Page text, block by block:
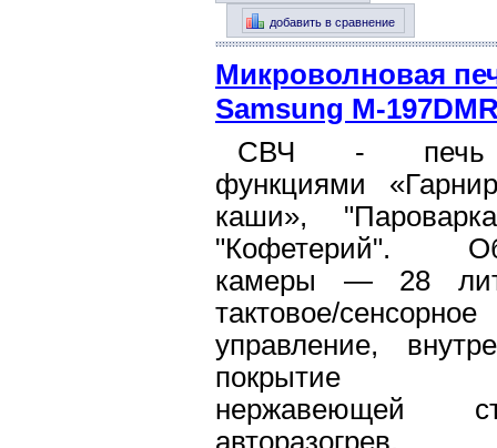
добавить в сравнение
Микроволновая
Samsung M-
СВЧ -
функциями
каши»,
"Кофетерий".
камеры — 28
тактовое/сенсорное
управление,
покрытие
нержавеющей
авторазогрев,